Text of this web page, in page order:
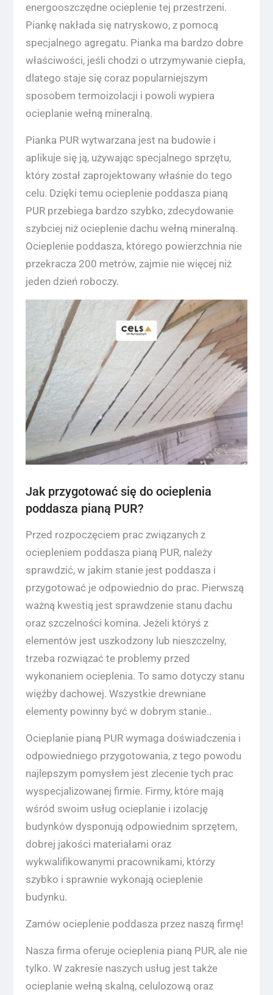
energooszczędne ocieplenie tej przestrzeni.
Piankę nakłada się natryskowo, z pomocą
specjalnego agregatu. Pianka ma bardzo dobre
właściwości, jeśli chodzi o utrzymywanie ciepła,
dlatego staje się coraz popularniejszym
sposobem termoizolacji i powoli wypiera
ocieplanie wełną mineralną.
Pianka PUR wytwarzana jest na budowie i
aplikuje się ją, używając specjalnego sprzętu,
który został zaprojektowany właśnie do tego
celu. Dzięki temu ocieplenie poddasza pianą
PUR przebiega bardzo szybko, zdecydowanie
szybciej niż ocieplenie dachu wełną mineralną.
Ocieplenie poddasza, którego powierzchnia nie
przekracza 200 metrów, zajmie nie więcej niż
jeden dzień roboczy.
Jak przygotować się do ocieplenia
poddasza pianą PUR?
Przed rozpoczęciem prac związanych z
ociepleniem poddasza pianą PUR, należy
sprawdzić, w jakim stanie jest poddasza i
przygotować je odpowiednio do prac. Pierwszą
ważną kwestią jest sprawdzenie stanu dachu
oraz szczelności komina. Jeżeli któryś z
elementów jest uszkodzony lub nieszczelny,
trzeba rozwiązać te problemy przed
wykonaniem ocieplenia. To samo dotyczy stanu
więźby dachowej. Wszystkie drewniane
elementy powinny być w dobrym stanie..
Ocieplanie pianą PUR wymaga doświadczenia i
odpowiedniego przygotowania, z tego powodu
najlepszym pomysłem jest zlecenie tych prac
wyspecjalizowanej firmie. Firmy, które mają
wśród swoim usług ocieplanie i izolację
budynków dysponują odpowiednim sprzętem,
dobrej jakości materiałami oraz
wykwalifikowanymi pracownikami, którzy
szybko i sprawnie wykonają ocieplenie
budynku.
Zamów ocieplenie poddasza przez naszą firmę!
Nasza firma oferuje ocieplenia pianą PUR, ale nie
tylko. W zakresie naszych usług jest także
ocieplanie wełną skalną, celulozową oraz